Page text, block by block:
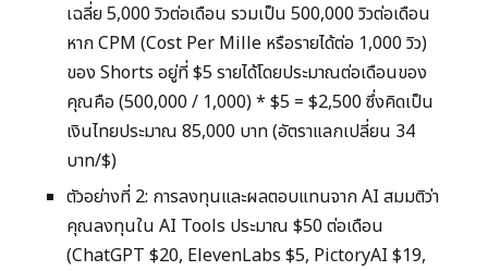
เฉลี่ย 5,000 วิวต่อเดือน รวมเป็น 500,000 วิวต่อเดือน
หาก CPM (Cost Per Mille หรือรายได้ต่อ 1,000 วิว)
ของ Shorts อยู่ที่ $5 รายได้โดยประมาณต่อเดือนของ
คุณคือ (500,000 / 1,000) * $5 = $2,500 ซึ่งคิดเป็น
เงินไทยประมาณ 85,000 บาท (อัตราแลกเปลี่ยน 34
บาท/$)
ตัวอย่างที่ 2: การลงทุนและผลตอบแทนจาก AI สมมติว่า
คุณลงทุนใน AI Tools ประมาณ $50 ต่อเดือน
(ChatGPT $20, ElevenLabs $5, PictoryAI $19,